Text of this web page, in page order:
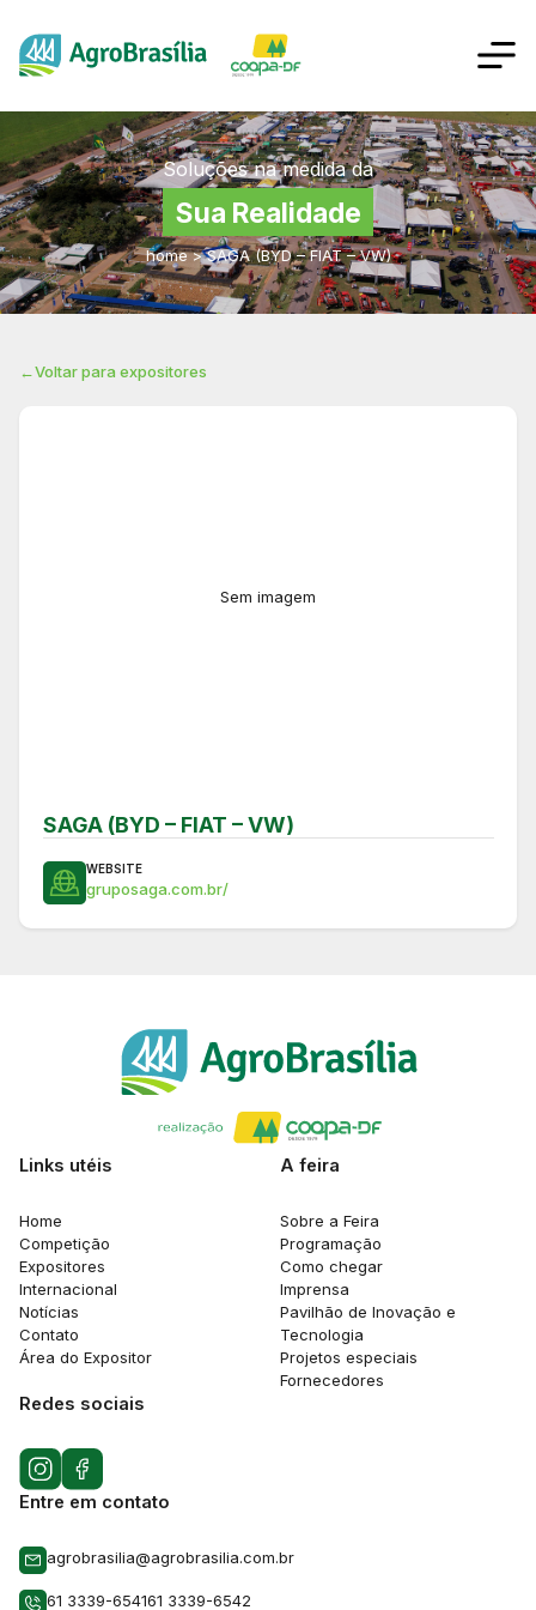
Soluções na medida da
Sua Realidade
home > SAGA (BYD – FIAT – VW)
←Voltar para expositores
Sem imagem
SAGA (BYD – FIAT – VW)
WEBSITE
gruposaga.com.br/
Links utéis
Home
Competição
Expositores
Internacional
Notícias
Contato
Área do Expositor
A feira
Sobre a Feira
Programação
Como chegar
Imprensa
Pavilhão de Inovação e
Tecnologia
Projetos especiais
Fornecedores
Redes sociais
Entre em contato
agrobrasilia@agrobrasilia.com.br
61 3339-654161 3339-6542